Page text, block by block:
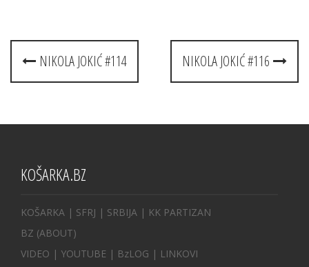
Post
navigation
NIKOLA JOKIĆ #114 NIKOLA JOKIĆ #116
KOŠARKA.BZ
KOŠARKA | SFRJ | SRBIJA | KK PARTIZAN
BZ (ABOUT)
VIDEO | YOUTUBE | BzLOG | LINKOVI